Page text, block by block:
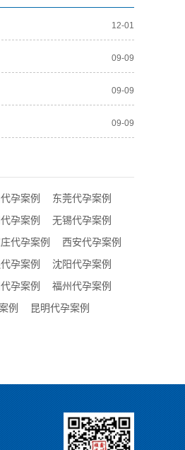
12-01
09-09
09-09
09-09
孕案例
东莞代孕案例
孕案例
无锡代孕案例
代孕案例
西安代孕案例
孕案例
沈阳代孕案例
孕案例
福州代孕案例
例
昆明代孕案例